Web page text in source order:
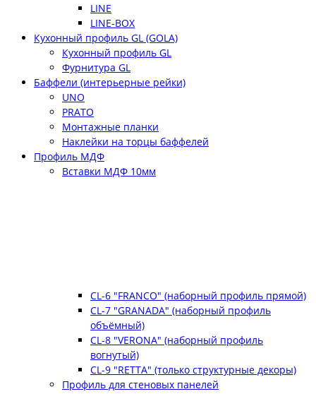
LINE
LINE-BOX
Кухонный профиль GL (GOLA)
Кухонный профиль GL
Фурнитура GL
Баффели (интерьерные рейки)
UNO
PRATO
Монтажные планки
Наклейки на торцы баффелей
Профиль МДФ
Вставки МДФ 10мм
CL-6 "FRANCO" (наборный профиль прямой)
CL-7 "GRANADA" (наборный профиль
объёмный)
CL-8 "VERONA" (наборный профиль
вогнутый)
CL-9 "RETTA" (только структурные декоры)
Профиль для стеновых панелей